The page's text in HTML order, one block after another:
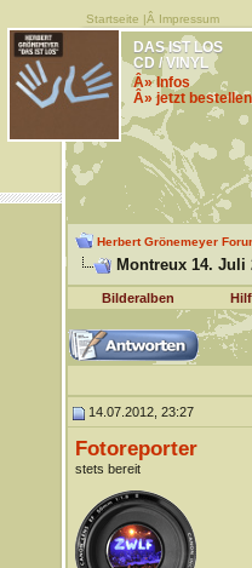
Startseite |Â Impressum
DAS IST LOS
CD / VINYL
Â» Infos
Â» jetzt
Herbert Grönemeyer
Montreux 14. Juli
Bilderalben
14.07.2012, 23:27
Fotoreporter
stets bereit